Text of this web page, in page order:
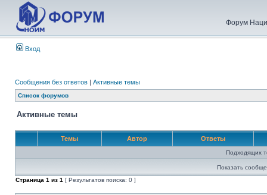
Форум
Вход
Сообщения без ответов | Активные темы
Список форумов
Активные темы
Темы Автор Ответы
Подходящих
Показать
Страница 1 из 1 [ Результатов поиска: 0 ]